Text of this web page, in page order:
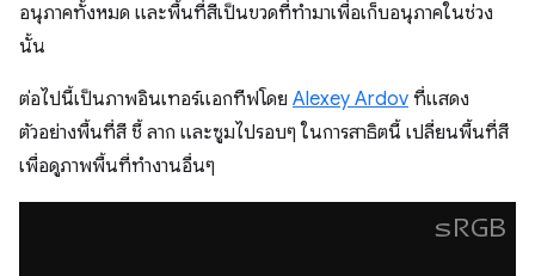
อนุภาคทั้งหมด และพื้นที่สีเป็นขวดที่ทำมาเพื่อเก็บอนุภาคในช่วง
นั้น
ต่อไปนี้เป็นภาพอินเทอร์แอกทีฟโดย Alexey Ardov ที่แสดง
ตัวอย่างพื้นที่สี ชี้ ลาก และซูมไปรอบๆ ในการสาธิตนี้ เปลี่ยนพื้นที่สี
เพื่อดูภาพพื้นที่ทำงานอื่นๆ